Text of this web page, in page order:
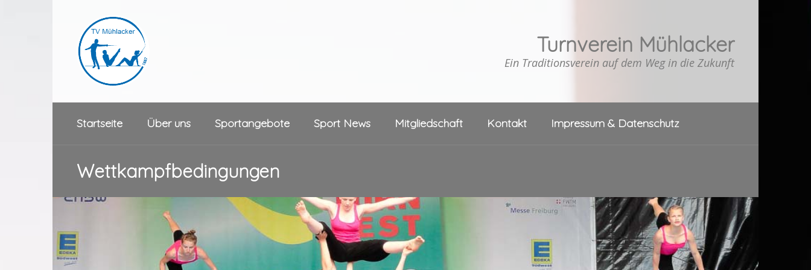
Turnverein Mühlacker
Ein Traditionsverein auf dem Weg in die Zukunft
Startseite Über uns Sportangebote Sport News Mitgliedschaft Kontakt Impressum & Datenschutz
Wettkampfbedingungen